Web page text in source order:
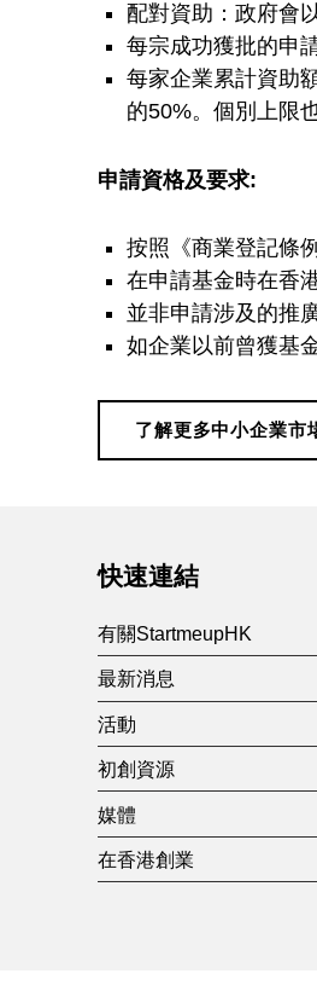
配對資助：政府會
每宗成功獲批的申
每家企業累計資助
的50%。個別上限
申請資格及要求:
按照《商業登記條
在申請基金時在香
並非申請涉及的推
如企業以前曾獲基
了解更多中小企業市
Skip back to main navigation
快速連結
有關StartmeupHK
最新消息
活動
初創資源
媒體
在香港創業